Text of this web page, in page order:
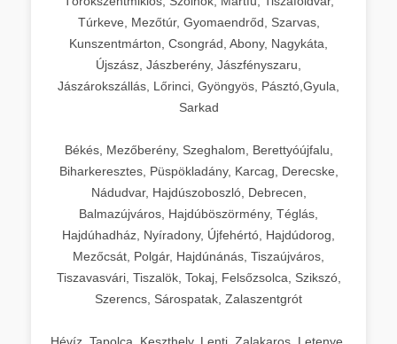
Túrkeve, Mezőtúr, Gyomaendrőd, Szarvas,
Kunszentmárton, Csongrád, Abony, Nagykáta,
Újszász, Jászberény, Jászfényszaru,
Jászárokszállás, Lőrinci, Gyöngyös, Pásztó,Gyula,
Sarkad
Békés, Mezőberény, Szeghalom, Berettyóújfalu,
Biharkeresztes, Püspökladány, Karcag, Derecske,
Nádudvar, Hajdúszoboszló, Debrecen,
Balmazújváros, Hajdúböszörmény, Téglás,
Hajdúhadház, Nyíradony, Újfehértó, Hajdúdorog,
Mezőcsát, Polgár, Hajdúnánás, Tiszaújváros,
Tiszavasvári, Tiszalök, Tokaj, Felsőzsolca, Szikszó,
Szerencs, Sárospatak, Zalaszentgrót
Hévíz, Tapolca, Keszthely, Lenti, Zalakaros, Letenye,